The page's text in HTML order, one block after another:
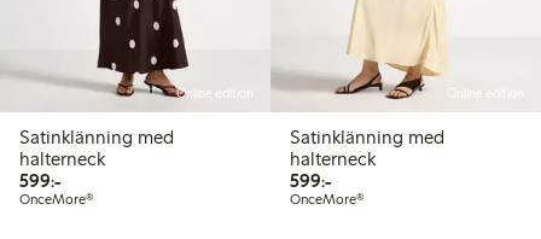
Online edition
Satinklänning med
halterneck
599:-599,00 kr
OnceMore®
Online edition
Satinklänning med
halterneck
599:-599,00 kr
OnceMore®